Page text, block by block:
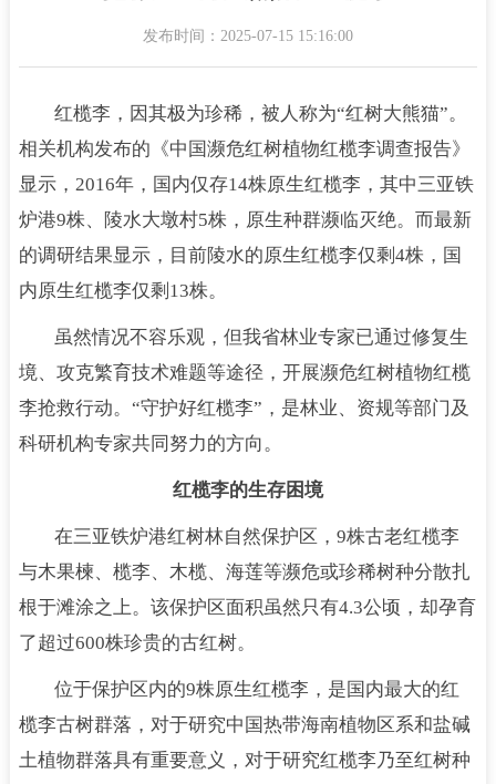
发布时间：2025-07-15 15:16:00
红榄李，因其极为珍稀，被人称为“红树大熊猫”。
相关机构发布的《中国濒危红树植物红榄李调查报告》
显示，2016年，国内仅存14株原生红榄李，其中三亚铁
炉港9株、陵水大墩村5株，原生种群濒临灭绝。而最新
的调研结果显示，目前陵水的原生红榄李仅剩4株，国
内原生红榄李仅剩13株。
虽然情况不容乐观，但我省林业专家已通过修复生
境、攻克繁育技术难题等途径，开展濒危红树植物红榄
李抢救行动。“守护好红榄李”，是林业、资规等部门及
科研机构专家共同努力的方向。
红榄李的生存困境
在三亚铁炉港红树林自然保护区，9株古老红榄李
与木果楝、榄李、木榄、海莲等濒危或珍稀树种分散扎
根于滩涂之上。该保护区面积虽然只有4.3公顷，却孕育
了超过600株珍贵的古红树。
位于保护区内的9株原生红榄李，是国内最大的红
榄李古树群落，对于研究中国热带海南植物区系和盐碱
土植物群落具有重要意义，对于研究红榄李乃至红树种